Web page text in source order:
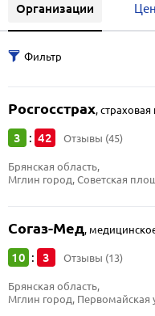
Организации
Росгосстрах,
3 : 42 Отзывы (45)
Брянская область,
Мглин город, Советская
Согаз-Мед,
10 : 3 Отзывы (13)
Брянская область,
Мглин город, Первомайская